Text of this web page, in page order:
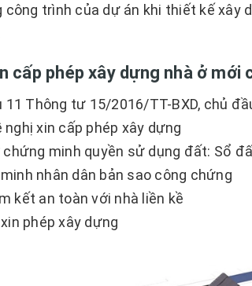
công trình của dự án khi thiết kế
cấp phép xây dựng nhà ở mới
11 Thông tư 15/2016/TT-BXD, chủ
xin cấp phép xây dựng
minh quyền sử dụng đất: Sổ
nhân dân bản sao công chứng
kết an toàn với nhà liền kề
phép xây dựng